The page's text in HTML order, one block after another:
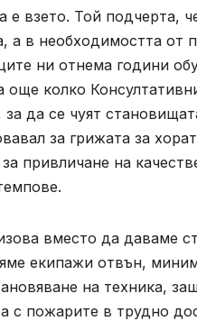
е взето. Той подчерта,
а в необходимостта
ни отнема години
още колко
за да се чуят
за грижата за
привличане на
вместо да даваме
екипажи отвън,
на техника,
с пожарите в трудно